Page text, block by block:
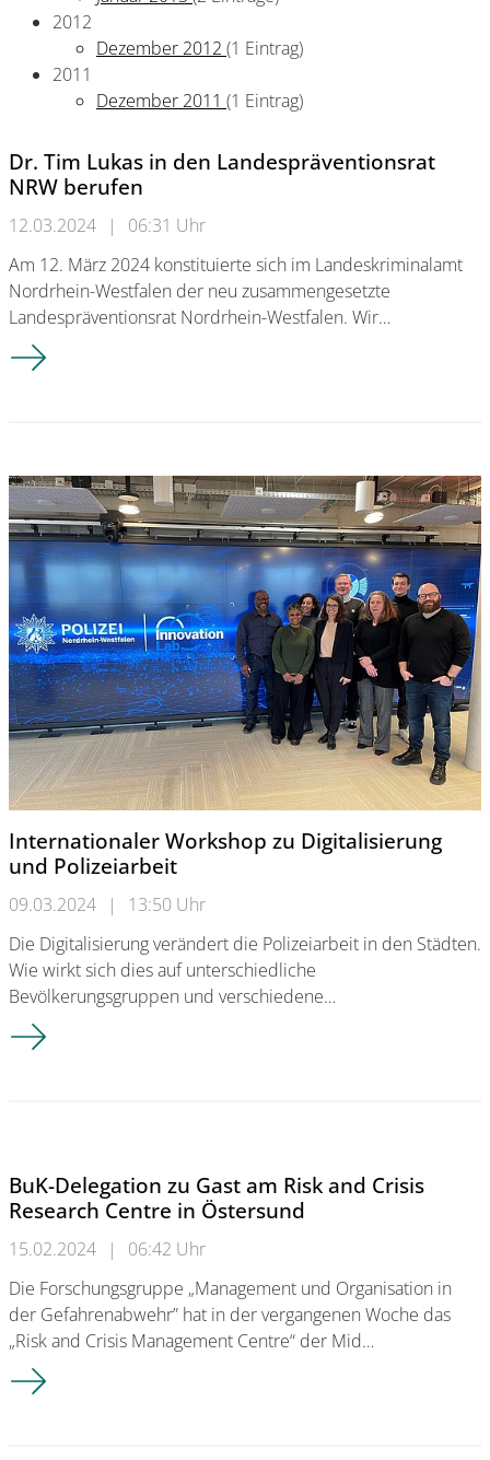
2012
Dezember 2012 (1 Eintrag)
2011
Dezember 2011 (1 Eintrag)
Dr. Tim Lukas in den Landespräventionsrat
NRW berufen
12.03.2024 |
06:31 Uhr
Am 12. März 2024 konstituierte sich im Landeskriminalamt
Nordrhein-Westfalen der neu zusammengesetzte
Landespräventionsrat Nordrhein-Westfalen. Wir…
Dr. Tim Lukas in den Landespräventionsrat NRW berufen
Internationaler Workshop zu Digitalisierung
und Polizeiarbeit
09.03.2024 |
13:50 Uhr
Die Digitalisierung verändert die Polizeiarbeit in den Städten.
Wie wirkt sich dies auf unterschiedliche
Bevölkerungsgruppen und verschiedene…
Internationaler Workshop zu Digitalisierung und Polizeiarbeit
BuK-Delegation zu Gast am Risk and Crisis
Research Centre in Östersund
15.02.2024 |
06:42 Uhr
Die Forschungsgruppe „Management und Organisation in
der Gefahrenabwehr” hat in der vergangenen Woche das
„Risk and Crisis Management Centre“ der Mid…
BuK-Delegation zu Gast am Risk and Crisis Research Centre